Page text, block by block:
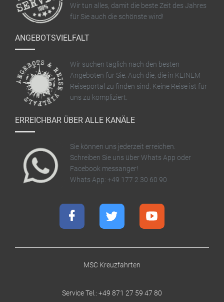
Wir tun alles, damit die beste Zeit des Jahres
für Sie auch die schönste wird!
ANGEBOTSVIELFALT
Wir suchen täglich nach den besten
Angeboten für Sie. Auch die, die in KEINEM
Reiseportal zu finden sind. Keine Reise ist für
uns zu kompliziert.
ERREICHBAR ÜBER ALLE KANÄLE
Sie können uns jederzeit erreichen.
Schreiben Sie uns über Whats App oder
Facebook messanger!
Whats App: +49 177 2 30 60 90
MSC Kreuzfahrten
Service Tel.: +49 871 27 59 47 80